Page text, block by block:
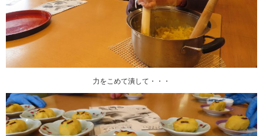
力をこめて潰して・・・